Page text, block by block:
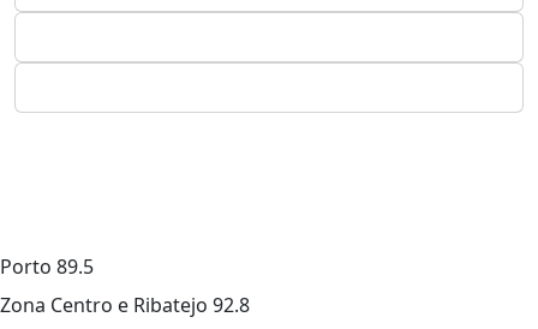
Porto 89.5
Zona Centro e Ribatejo 92.8